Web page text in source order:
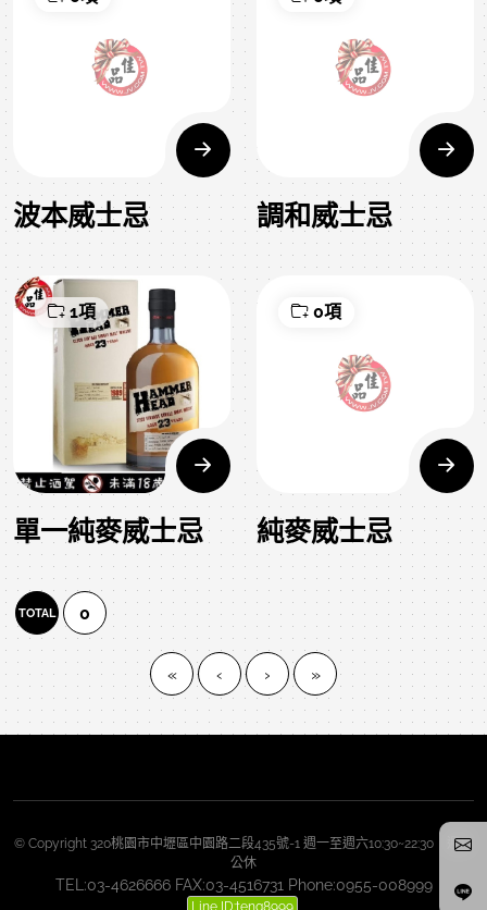
波本威士忌 調和威士忌
1項
單一純麥威士忌
0項
純麥威士忌
TOTAL 0
« ‹ › »
© Copyright 320桃園市中壢區中園路二段435號-1 週一至週六10:30~22:30 週日
公休
TEL:03-4626666 FAX:03-4516731 Phone:0955-008999
Line ID:teng8999